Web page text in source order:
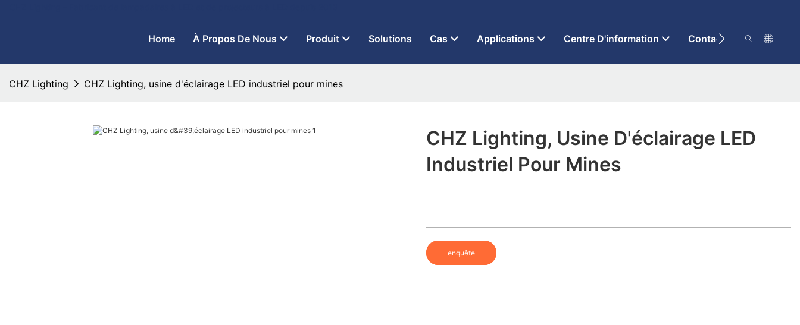
Home À Propos De Nous Produit Solutions Cas Applications Centre D'information Contactez-Nous
CHZ Lighting CHZ Lighting, usine d'éclairage LED industriel pour mines
CHZ Lighting, Usine D'éclairage LED
Industriel Pour Mines
enquête